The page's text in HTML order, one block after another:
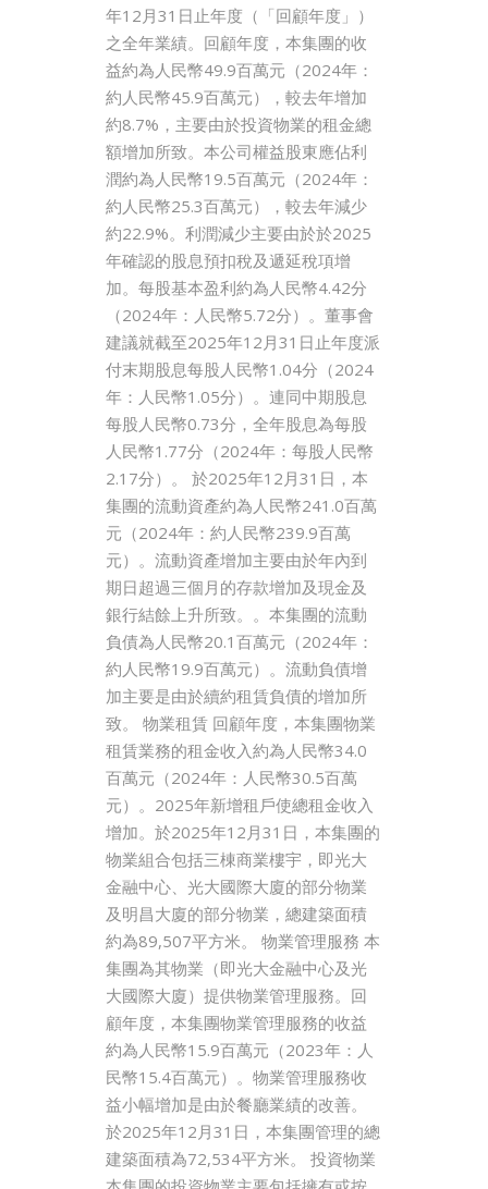
年12月31日止年度（「回顧年度」）
之全年業績。回顧年度，本集團的收
益約為人民幣49.9百萬元（2024年：
約人民幣45.9百萬元），較去年增加
約8.7%，主要由於投資物業的租金總
額增加所致。本公司權益股東應佔利
潤約為人民幣19.5百萬元（2024年：
約人民幣25.3百萬元），較去年減少
約22.9%。利潤減少主要由於於2025
年確認的股息預扣稅及遞延稅項增
加。每股基本盈利約為人民幣4.42分
（2024年：人民幣5.72分）。董事會
建議就截至2025年12月31日止年度派
付末期股息每股人民幣1.04分（2024
年：人民幣1.05分）。連同中期股息
每股人民幣0.73分，全年股息為每股
人民幣1.77分（2024年：每股人民幣
2.17分）。 於2025年12月31日，本
集團的流動資產約為人民幣241.0百萬
元（2024年：約人民幣239.9百萬
元）。流動資產增加主要由於年內到
期日超過三個月的存款增加及現金及
銀行結餘上升所致。。本集團的流動
負債為人民幣20.1百萬元（2024年：
約人民幣19.9百萬元）。流動負債增
加主要是由於續約租賃負債的增加所
致。 物業租賃 回顧年度，本集團物業
租賃業務的租金收入約為人民幣34.0
百萬元（2024年：人民幣30.5百萬
元）。2025年新增租戶使總租金收入
增加。於2025年12月31日，本集團的
物業組合包括三棟商業樓宇，即光大
金融中心、光大國際大廈的部分物業
及明昌大廈的部分物業，總建築面積
約為89,507平方米。 物業管理服務 本
集團為其物業（即光大金融中心及光
大國際大廈）提供物業管理服務。回
顧年度，本集團物業管理服務的收益
約為人民幣15.9百萬元（2023年：人
民幣15.4百萬元）。物業管理服務收
益小幅增加是由於餐廳業績的改善。
於2025年12月31日，本集團管理的總
建築面積為72,534平方米。 投資物業